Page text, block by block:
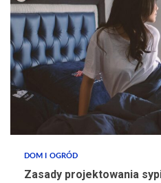
DOM I OGRÓD
Zasady projektowania